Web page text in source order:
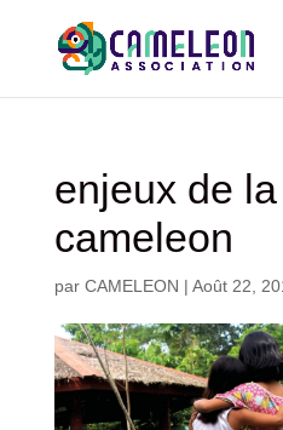
enjeux de
cameleon
par CAMELEON | Août 22,